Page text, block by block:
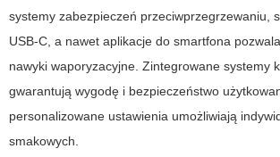
systemy zabezpieczeń przeciwprzegrzewaniu,
USB-C, a nawet aplikacje do smartfona
nawyki waporyzacyjne. Zintegrowane systemy
gwarantują wygodę i bezpieczeństwo
personalizowane ustawienia umożliwiają
smakowych.